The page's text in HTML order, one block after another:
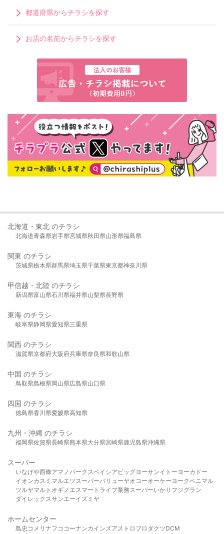
都道府県からチラシを探す
お店の名前からチラシを探す
北海道・東北 のチラシ
北海道青森県岩手県宮城県秋田県山形県福島県
関東 のチラシ
茨城県栃木県群馬県埼玉県千葉県東京都神奈川県
甲信越・北陸 のチラシ
新潟県富山県石川県福井県山梨県長野県
東海 のチラシ
岐阜県静岡県愛知県三重県
関西 のチラシ
滋賀県京都府大阪府兵庫県奈良県和歌山県
中国 のチラシ
鳥取県島根県岡山県広島県山口県
四国 のチラシ
徳島県香川県愛媛県高知県
九州・沖縄 のチラシ
福岡県佐賀県長崎県熊本県大分県宮崎県鹿児島県沖縄県
スーパー
いなげや西條アマノパークスベイシア ビッグヨーサンイトーヨーカドー
イオンカスミ マルエツスーパーバリューヤオコーオーケー ヨークベニマル
ツルヤマルト オギノ エスマート ライフ業務スーパーいかり フジグラン
ダイレックスサンエーイズミヤ
ホームセンター
島忠 コメリ ナフコ コーナンカインズアストロプロダクツDCM